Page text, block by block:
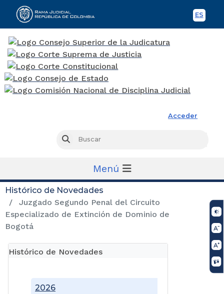
ES
Acceder
Buscar
Menú
Histórico de Novedades
Juzgado Segundo Penal del Circuito
Especializado de Extinción de Dominio de
Bogotá
Histórico de Novedades
2026